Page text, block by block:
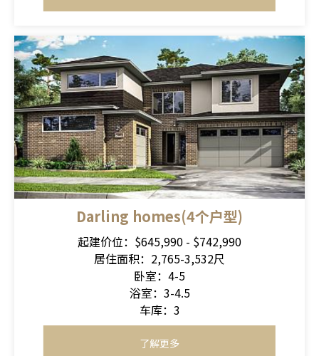
Darling homes(4个户型)
起建价位：$645,990 - $742,990
居住面积：2,765-3,532尺
卧室：4-5
浴室：3-4.5
车库：3
了解更多